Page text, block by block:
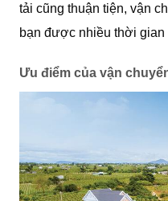
tải cũng thuận tiện, vận
bạn được nhiều thời gian
Ưu điểm của vận